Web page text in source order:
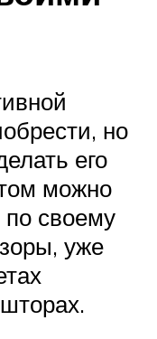
но
его
можно
своему
уже